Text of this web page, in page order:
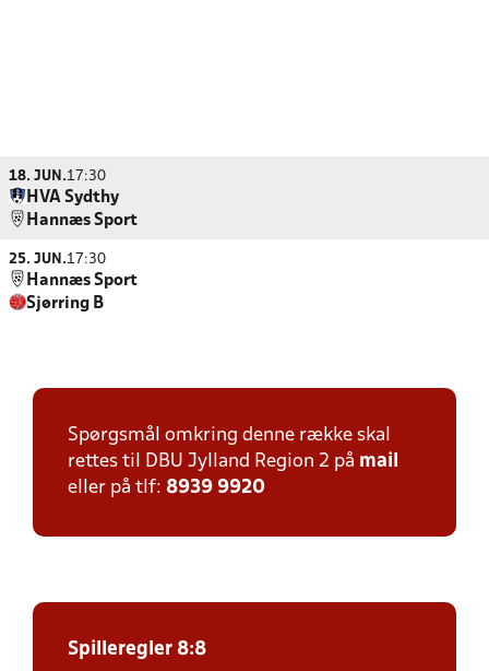
18. JUN.17:30
HVA Sydthy
Hannæs Sport
25. JUN.17:30
Hannæs Sport
Sjørring B
Spørgsmål omkring denne række skal
rettes til DBU Jylland Region 2 på mail
eller på tlf: 8939 9920
Spilleregler 8:8